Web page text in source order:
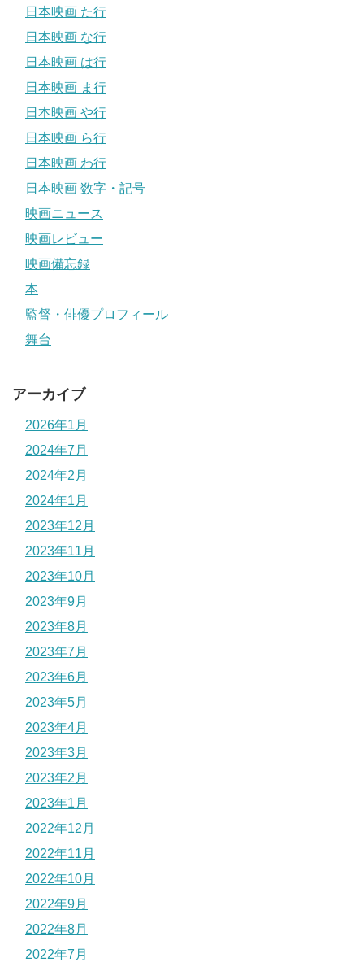
日本映画 た行
日本映画 な行
日本映画 は行
日本映画 ま行
日本映画 や行
日本映画 ら行
日本映画 わ行
日本映画 数字・記号
映画ニュース
映画レビュー
映画備忘録
本
監督・俳優プロフィール
舞台
アーカイブ
2026年1月
2024年7月
2024年2月
2024年1月
2023年12月
2023年11月
2023年10月
2023年9月
2023年8月
2023年7月
2023年6月
2023年5月
2023年4月
2023年3月
2023年2月
2023年1月
2022年12月
2022年11月
2022年10月
2022年9月
2022年8月
2022年7月